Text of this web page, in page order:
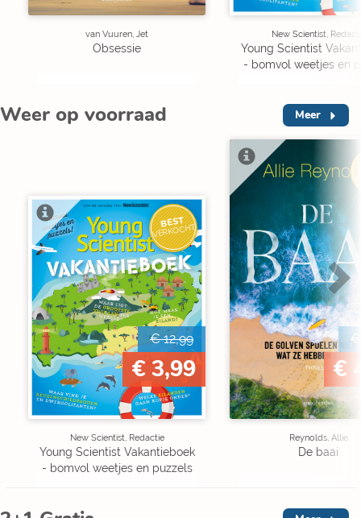
van Vuuren, Jet
Obsessie
New Scientist,
Young Scientist
- bomvol weetjes en
Weer op voorraad Meer
BEST
VERKOCHT
€ 12,99
€ 3,99
New Scientist, Redactie
Young Scientist Vakantieboek
- bomvol weetjes en puzzels
€
€
Reynolds, Allie
De baai